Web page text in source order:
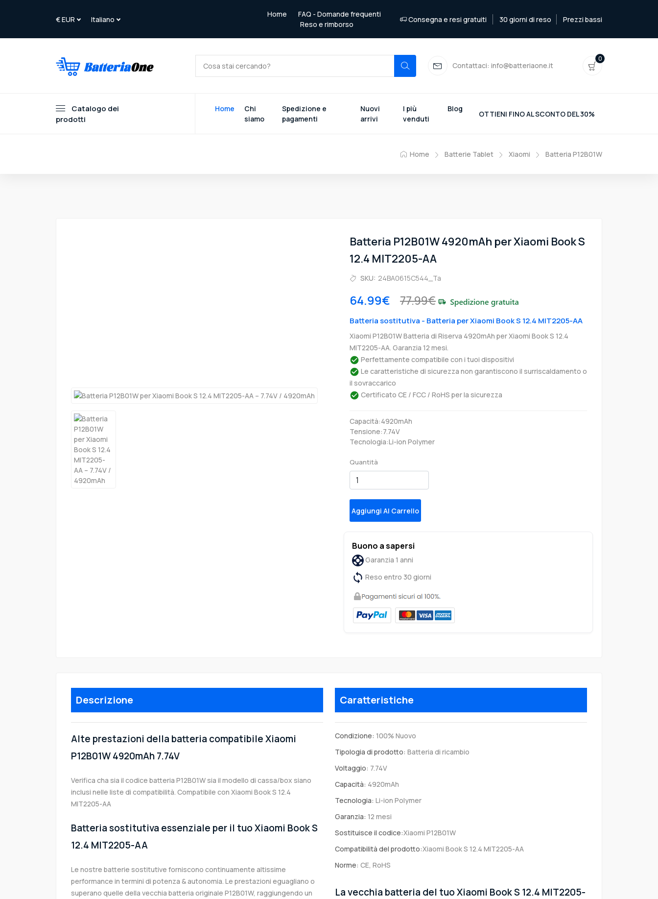
Home
FAQ - Domande frequenti
Reso e rimborso
Consegna e resi gratuiti 30 giorni di reso Prezzi bassi
Contattaci: info@batteriaone.it
0
Catalogo dei
prodotti
Home
Chi
siamo
Spedizione e
pagamenti
Nuovi
arrivi
I più
venduti
Blog
OTTIENI FINO AL SCONTO DEL 30%
Home Batterie Tablet Xiaomi Batteria P12B01W
Batteria P12B01W 4920mAh per Xiaomi Book S
12.4 MIT2205-AA
SKU: 24BA0615C544_Ta
64.99€ 77.99€
Batteria sostitutiva - Batteria per Xiaomi Book S 12.4 MIT2205-AA
Xiaomi P12B01W Batteria di Riserva 4920mAh per Xiaomi Book S 12.4
MIT2205-AA. Garanzia 12 mesi.
Perfettamente compatibile con i tuoi dispositivi
Le caratteristiche di sicurezza non garantiscono il surriscaldamento o
il sovraccarico
Certificato CE / FCC / RoHS per la sicurezza
Capacità:4920mAh
Tensione:7.74V
Tecnologia:Li-ion Polymer
Quantità
Aggiungi Al Carrello
Buono a sapersi
Garanzia 1 anni
Reso entro 30 giorni
Descrizione
Alte prestazioni della batteria compatibile Xiaomi
P12B01W 4920mAh 7.74V
Verifica cha sia il codice batteria P12B01W sia il modello di cassa/box siano
inclusi nelle liste di compatibilità. Compatibile con Xiaomi Book S 12.4
MIT2205-AA
Batteria sostitutiva essenziale per il tuo Xiaomi Book S
12.4 MIT2205-AA
Le nostre batterie sostitutive forniscono continuamente altissime
performance in termini di potenza & autonomia. Le prestazioni eguagliano o
superano quelle della vecchia batteria originale P12B01W, raggiungendo un
Caratteristiche
Condizione: 100% Nuovo
Tipologia di prodotto: Batteria di ricambio
Voltaggio: 7.74V
Capacità: 4920mAh
Tecnologia: Li-ion Polymer
Garanzia: 12 mesi
Sostituisce il codice:Xiaomi P12B01W
Compatibilità del prodotto:Xiaomi Book S 12.4 MIT2205-AA
Norme: CE, RoHS
La vecchia batteria del tuo Xiaomi Book S 12.4 MIT2205-